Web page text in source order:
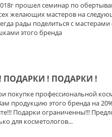
прошел семинар по
желающих мастеров на
рады поделиться с
этого бренда
ПОДАРКИ ! ПОДАРКИ !
покупке профессиональной
продукцию этого бренда на
Подарки ограниченны!!!
для косметологов...